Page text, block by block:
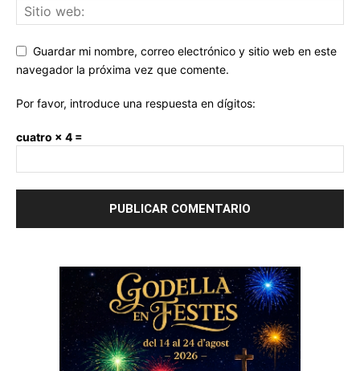
Guardar mi nombre, correo electrónico y sitio web en este
navegador la próxima vez que comente.
Por favor, introduce una respuesta en dígitos:
cuatro × 4 =